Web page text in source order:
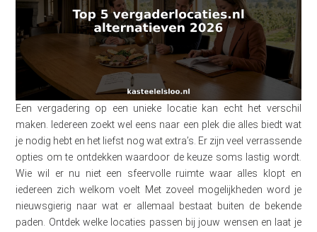
Een vergadering op een unieke locatie kan echt het verschil
maken. Iedereen zoekt wel eens naar een plek die alles biedt wat
je nodig hebt en het liefst nog wat extra’s. Er zijn veel verrassende
opties om te ontdekken waardoor de keuze soms lastig wordt.
Wie wil er nu niet een sfeervolle ruimte waar alles klopt en
iedereen zich welkom voelt Met zoveel mogelijkheden word je
nieuwsgierig naar wat er allemaal bestaat buiten de bekende
paden. Ontdek welke locaties passen bij jouw wensen en laat je